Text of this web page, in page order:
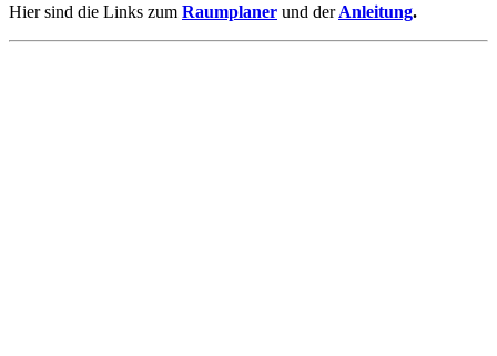
Hier sind die Links zum Raumplaner und der Anleitung.